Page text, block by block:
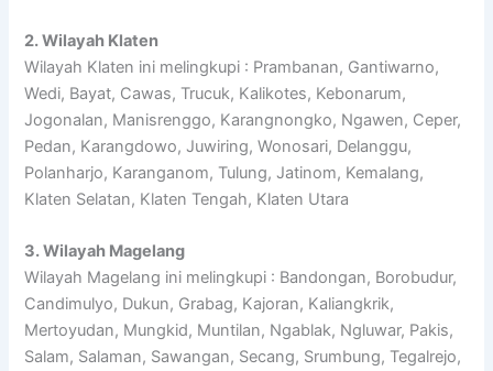
2. Wilayah Klaten
Wilayah Klaten ini melingkupi : Prambanan, Gantiwarno,
Wedi, Bayat, Cawas, Trucuk, Kalikotes, Kebonarum,
Jogonalan, Manisrenggo, Karangnongko, Ngawen, Ceper,
Pedan, Karangdowo, Juwiring, Wonosari, Delanggu,
Polanharjo, Karanganom, Tulung, Jatinom, Kemalang,
Klaten Selatan, Klaten Tengah, Klaten Utara
3. Wilayah Magelang
Wilayah Magelang ini melingkupi : Bandongan, Borobudur,
Candimulyo, Dukun, Grabag, Kajoran, Kaliangkrik,
Mertoyudan, Mungkid, Muntilan, Ngablak, Ngluwar, Pakis,
Salam, Salaman, Sawangan, Secang, Srumbung, Tegalrejo,